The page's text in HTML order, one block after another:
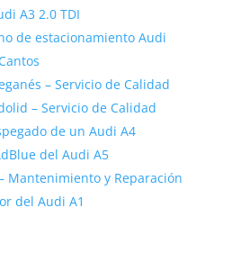
A3 2.0 TDI
de estacionamiento Audi
– Servicio de Calidad
– Servicio de Calidad
de un Audi A4
del Audi A5
Mantenimiento y Reparación
del Audi A1